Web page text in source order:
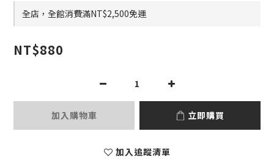
全店，全館消費滿NT$2,500免運
NT$880
加入購物車 立即購買
加入追蹤清單